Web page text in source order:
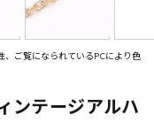
ご覧になられているPCにより色
ンテージアルハ